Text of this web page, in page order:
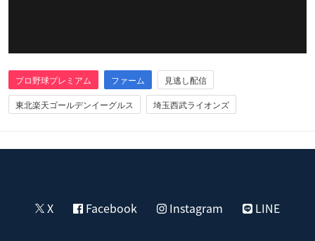
プロ野球プレミアム ファーム
見逃し配信
東北楽天ゴールデンイーグルス
埼玉西武ライオンズ
X Facebook Instagram LINE